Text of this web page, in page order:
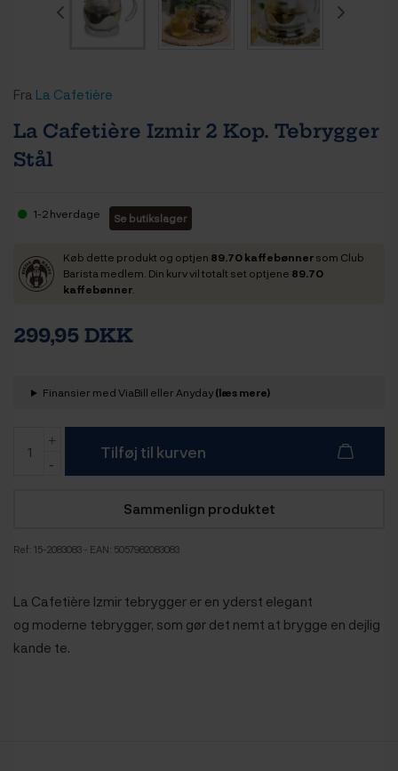
Fra La Cafetière
La Cafetière Izmir 2 Kop. Tebrygger
Stål
1-2 hverdage Se butikslager
Køb dette produkt og optjen 89.70 kaffebønnersom Club
Barista medlem. Din kurv vil totalt set optjene 89.70
kaffebønner
299,95 DKK
Finansier med ViaBill eller Anyday(læs mere)
Tilføj til kurven
Sammenlign produktet
Ref: 15-2083083 - EAN: 5057982083083
La Cafetière Izmir tebrygger er en yderst elegant
og moderne tebrygger, som gør det nemt at brygge en dejlig
kande te.